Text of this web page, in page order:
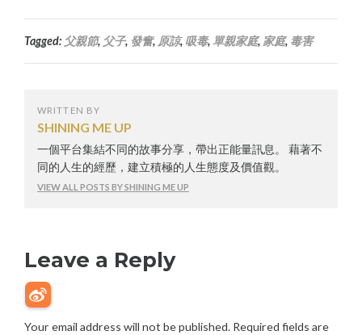
Tagged: 父親節, 父子, 發奮, 原諒, 吸毒,單親家庭, 家庭, 毒害
WRITTEN BY
SHINING ME UP
一個平台集結不同的故事分享，帶出正能量訊息。 藉著不
同的人生的經歷，建立積極的人生態度及價值觀。
VIEW ALL POSTS BY SHINING ME UP
Leave a Reply
Your email address will not be published. Required fields are